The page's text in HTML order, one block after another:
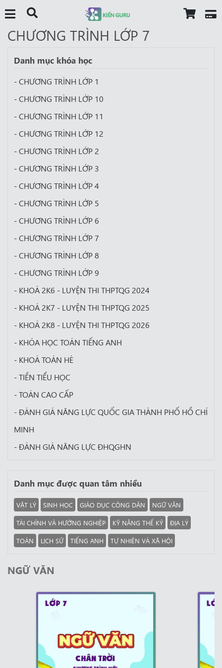
CHƯƠNG TRÌNH LỚP 7
Danh mục khóa học
- CHƯƠNG TRÌNH LỚP 1
- CHƯƠNG TRÌNH LỚP 10
- CHƯƠNG TRÌNH LỚP 11
- CHƯƠNG TRÌNH LỚP 12
- CHƯƠNG TRÌNH LỚP 2
- CHƯƠNG TRÌNH LỚP 3
- CHƯƠNG TRÌNH LỚP 4
- CHƯƠNG TRÌNH LỚP 5
- CHƯƠNG TRÌNH LỚP 6
- CHƯƠNG TRÌNH LỚP 7
- CHƯƠNG TRÌNH LỚP 8
- CHƯƠNG TRÌNH LỚP 9
- KHOÁ 2K6 - LUYỆN THI THPTQG 2024
- KHOÁ 2K7 - LUYỆN THI THPTQG 2025
- KHOÁ 2K8 - LUYỆN THI THPTQG 2026
- KHÓA HỌC TOÁN TIẾNG ANH
- KHOÁ TOÁN HÈ
- TIỀN TIỂU HỌC
- TOÁN CAO CẤP
- ĐÁNH GIÁ NĂNG LỰC QUỐC GIA THÀNH PHỐ HỒ CHÍ
MINH
- ĐÁNH GIÁ NĂNG LỰC ĐHQGHN
Danh mục được quan tâm nhiều
VẬT LÝ SINH HỌC GIÁO DỤC CÔNG DÂN
NGỮ VĂN
TÀI CHÍNH VÀ HƯỚNG NGHIỆP
KỸ NĂNG THẾ KỶ
ĐỊA LÝ
TOÁN
LỊCH SỬ TIẾNG ANH TỰ NHIÊN VÀ XÃ HỘI
NGỮ VĂN